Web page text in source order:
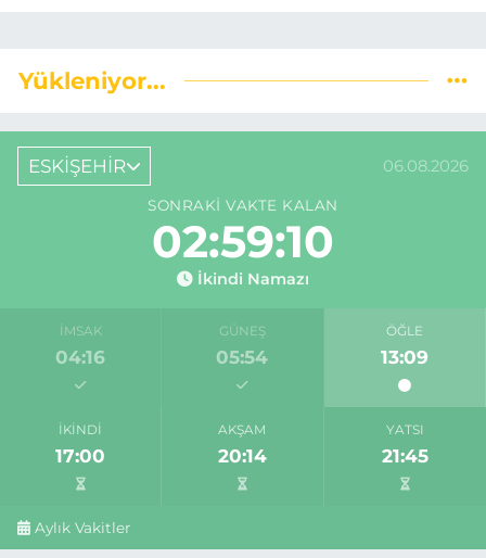
Yükleniyor...
ESKİŞEHİR 06.08.2026
SONRAKI VAKTE KALAN
02:59:09
İkindi Namazı
İMSAK
04:16
GÜNEŞ
05:54
ÖĞLE
13:09
İKINDI
17:00
AKŞAM
20:14
YATSI
21:45
Aylık Vakitler